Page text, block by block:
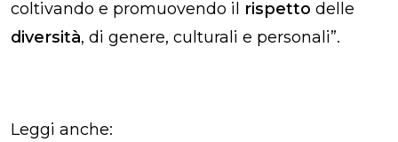
coltivando e promuovendo il rispetto delle
diversità, di genere, culturali e personali”.
Leggi anche: